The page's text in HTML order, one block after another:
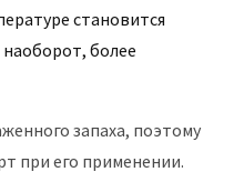
становится
более
запаха, поэтому
при его применении.